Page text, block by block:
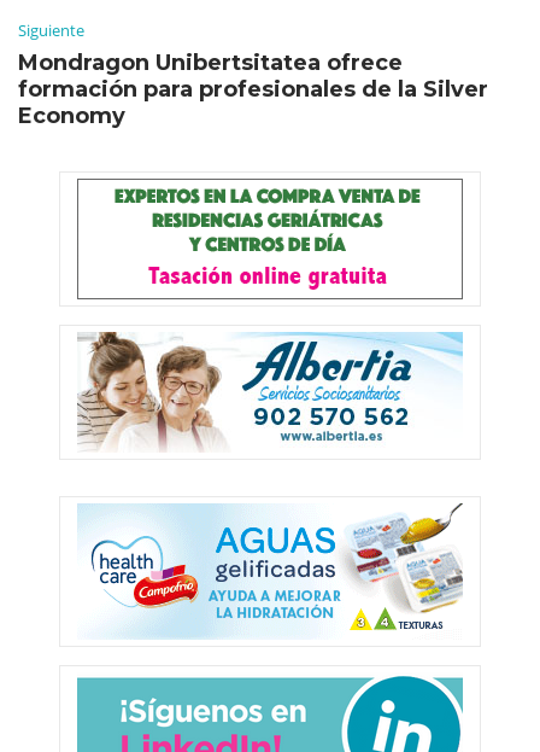
Siguiente
Mondragon Unibertsitatea ofrece
formación para profesionales de la Silver
Economy